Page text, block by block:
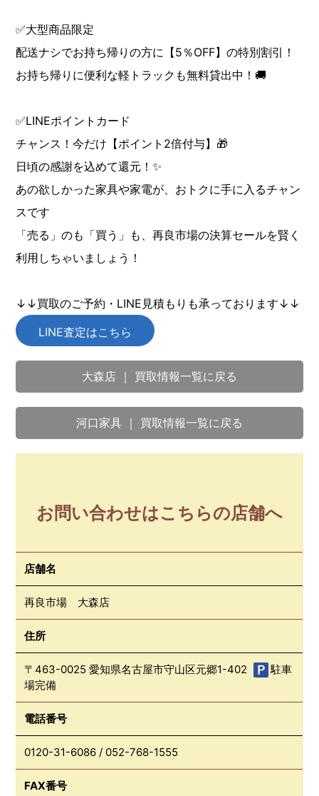
✅大型商品限定
配送ナシでお持ち帰りの方に【5％OFF】の特別割引！
お持ち帰りに便利な軽トラックも無料貸出中！🚚
✅LINEポイントカード
チャンス！今だけ【ポイント2倍付与】🎁
日頃の感謝を込めて還元！✨
あの欲しかった家具や家電が、おトクに手に入るチャン
スです
「売る」のも「買う」も、再良市場の決算セールを賢く
利用しちゃいましょう！
↓↓買取のご予約・LINE見積もりも承っております↓↓
LINE査定はこちら
大森店 ｜ 買取情報一覧に戻る
河口家具 ｜ 買取情報一覧に戻る
お問い合わせはこちらの店舗へ
店舗名
再良市場 大森店
住所
〒463-0025 愛知県名古屋市守山区元郷1-402
駐車
場完備
電話番号
0120-31-6086 / 052-768-1555
FAX番号